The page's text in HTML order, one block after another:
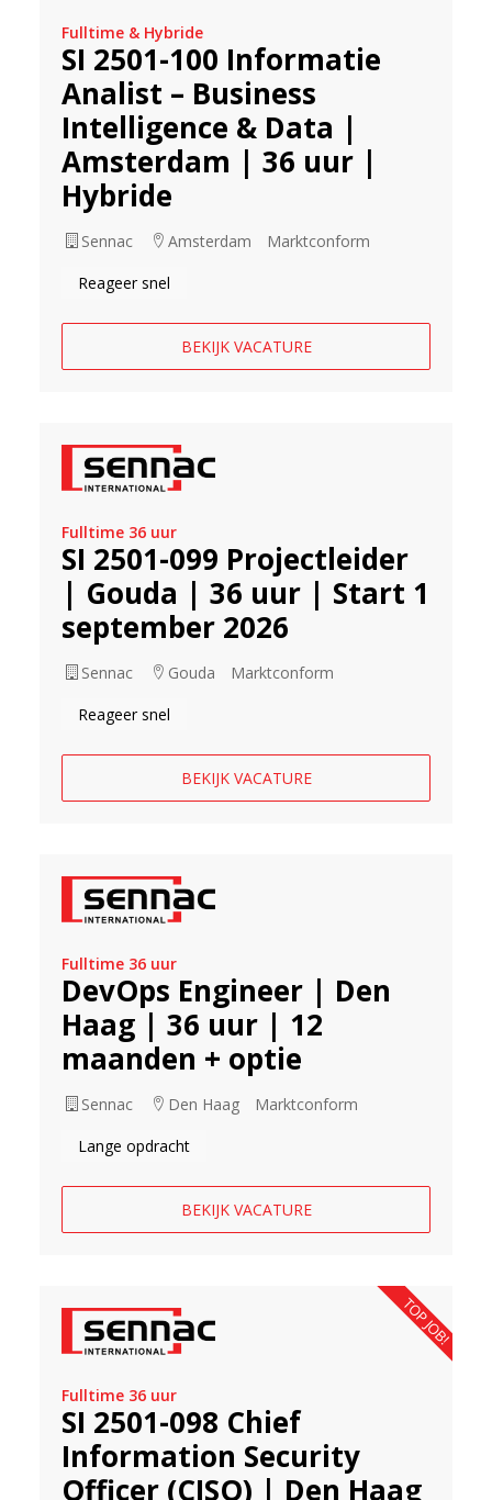
Fulltime & Hybride
SI 2501-100 Informatie
Analist – Business
Intelligence & Data |
Amsterdam | 36 uur |
Hybride
Sennac Amsterdam
Marktconform
Reageer snel
BEKIJK VACATURE
Fulltime 36 uur
SI 2501-099 Projectleider
| Gouda | 36 uur | Start 1
september 2026
Sennac Gouda
Marktconform
Reageer snel
BEKIJK VACATURE
Fulltime 36 uur
DevOps Engineer | Den
Haag | 36 uur | 12
maanden + optie
Sennac Den Haag
Marktconform
Lange opdracht
BEKIJK VACATURE
Fulltime 36 uur
SI 2501-098 Chief
Information Security
Officer (CISO) | Den Haag
TOP JOB!